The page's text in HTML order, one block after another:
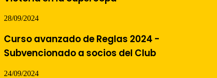
28/09/2024
Curso avanzado de Reglas 2024 -
Subvencionado a socios del Club
24/09/2024